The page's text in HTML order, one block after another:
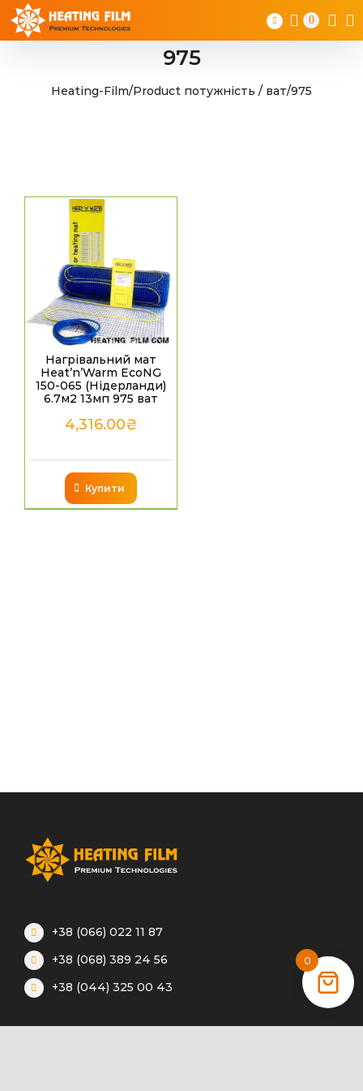
Skip
0
975
Heating-Film/Product потужність / ват/975
Нагрівальний мат
Heat’n’Warm EcoNG
150-065 (Нідерланди)
6.7м2 13мп 975 ват
4,316.00₴
Купити
+38 (066) 022 11 87
+38 (068) 389 24 56
+38 (044) 325 00 43
0